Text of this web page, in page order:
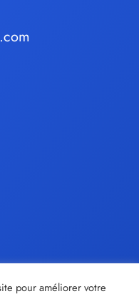
pour améliorer votre